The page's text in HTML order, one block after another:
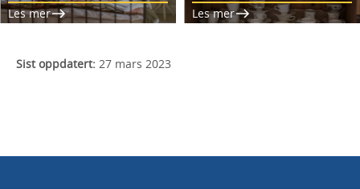
Les mer Les mer
Sist oppdatert: 27 mars 2023